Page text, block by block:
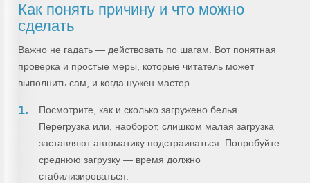
Как понять причину и что можно
сделать
Важно не гадать — действовать по шагам. Вот понятная
проверка и простые меры, которые читатель может
выполнить сам, и когда нужен мастер.
Посмотрите, как и сколько загружено белья.
Перегрузка или, наоборот, слишком малая загрузка
заставляют автоматику подстраиваться. Попробуйте
среднюю загрузку — время должно
стабилизироваться.